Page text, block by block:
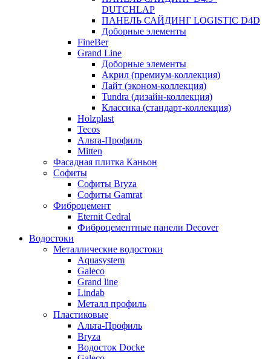
DUTCHLAP
ПАНЕЛЬ САЙДИНГ LOGISTIC D4D
Доборные элементы
FineBer
Grand Line
Доборные элементы
Акрил (премиум-коллекция)
Лайт (эконом-коллекция)
Tundra (дизайн-коллекция)
Классика (стандарт-коллекция)
Holzplast
Tecos
Альта-Профиль
Mitten
Фасадная плитка Каньон
Софиты
Софиты Bryza
Софиты Gamrat
Фиброцемент
Eternit Cedral
Фиброцементные панели Decover
Водостоки
Металлические водостоки
Aquasystem
Galeco
Grand line
Lindab
Металл профиль
Пластиковые
Альта-Профиль
Bryza
Водосток Docke